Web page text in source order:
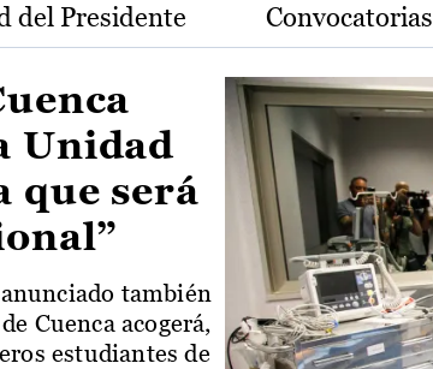
del Presidente Convocatorias
Unidad
que será
también
Cuenca acogerá,
estudiantes de